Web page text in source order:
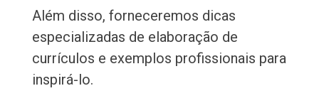
Além disso, forneceremos dicas
especializadas de elaboração de
currículos e exemplos profissionais para
inspirá-lo.